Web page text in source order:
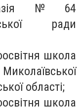
№ 64
ради
школа
області;
школа